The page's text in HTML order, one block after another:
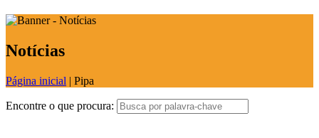
Notícias
Página inicial | Pipa
Encontre o que procura: